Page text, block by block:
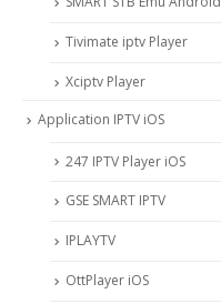
Tivimate iptv Player
Xciptv Player
Application IPTV iOS
247 IPTV Player iOS
‎GSE SMART IPTV
IPLAYTV
OttPlayer iOS